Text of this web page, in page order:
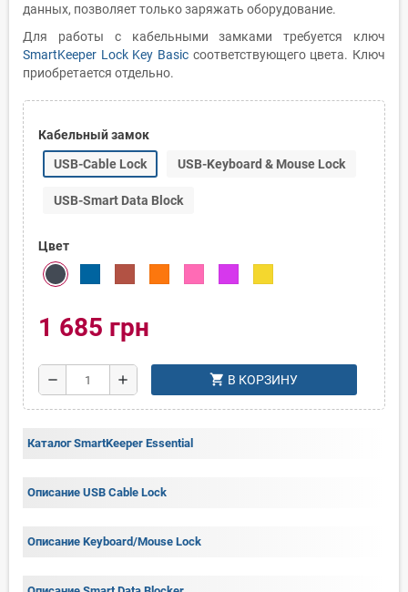
данных, позволяет только заряжать оборудование.
Для работы с кабельными замками требуется ключ
SmartKeeper Lock Key Basic соответствующего цвета. Ключ
приобретается отдельно.
Кабельный замок
USB-Cable Lock
USB-Keyboard & Mouse Lock
USB-Smart Data Block
Цвет
1 685 грн
remove add shopping_cart В КОРЗИНУ
Каталог SmartKeeper Essential
Описание USB Cable Lock
Описание Keyboard/Mouse Lock